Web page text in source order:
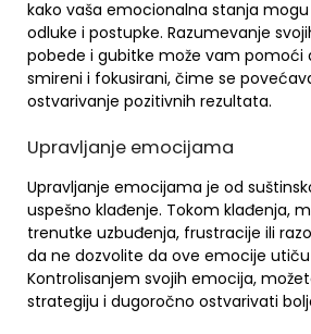
kako vaša emocionalna stanja
odluke i postupke. Razumevanje
pobede i gubitke može vam pomoći
smireni i fokusirani, čime se
ostvarivanje pozitivnih rezultata.
Upravljanje emocijama
Upravljanje emocijama je od
uspešno klađenje. Tokom klađenja,
trenutke uzbuđenja, frustracije ili
da ne dozvolite da ove emocije
Kontrolisanjem svojih emocija,
strategiju i dugoročno ostvarivati